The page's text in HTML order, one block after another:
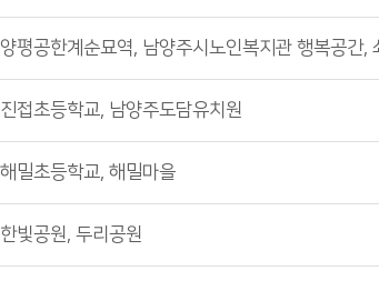
양평공한계순묘역, 남양주시노인복지관 행복공간,
진접초등학교, 남양주도담유치원
해밀초등학교, 해밀마을
한빛공원, 두리공원